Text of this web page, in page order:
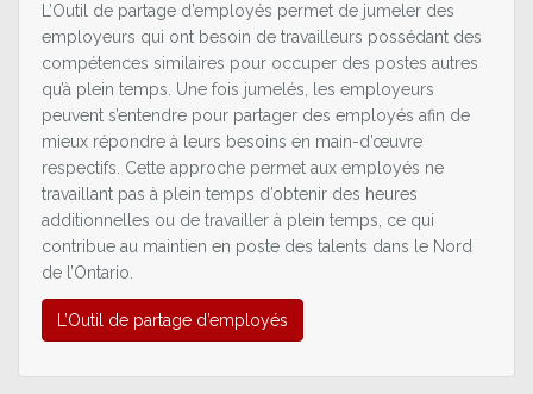
L’Outil de partage d’employés permet de jumeler des
employeurs qui ont besoin de travailleurs possédant des
compétences similaires pour occuper des postes autres
qu’à plein temps. Une fois jumelés, les employeurs
peuvent s’entendre pour partager des employés afin de
mieux répondre à leurs besoins en main-d’œuvre
respectifs. Cette approche permet aux employés ne
travaillant pas à plein temps d’obtenir des heures
additionnelles ou de travailler à plein temps, ce qui
contribue au maintien en poste des talents dans le Nord
de l’Ontario.
L’Outil de partage d’employés